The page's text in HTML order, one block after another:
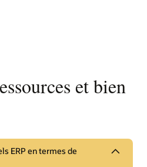
et bien
ERP en termes de